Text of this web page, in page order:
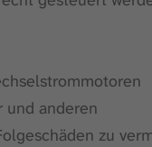
und anderen
zu